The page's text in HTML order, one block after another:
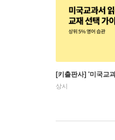
[키출판사] '미국교
상시